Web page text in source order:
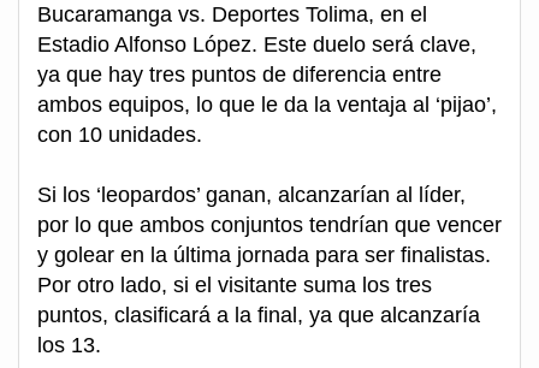
Bucaramanga vs. Deportes Tolima, en el
Estadio Alfonso López. Este duelo será clave,
ya que hay tres puntos de diferencia entre
ambos equipos, lo que le da la ventaja al ‘pijao’,
con 10 unidades.
Si los ‘leopardos’ ganan, alcanzarían al líder,
por lo que ambos conjuntos tendrían que vencer
y golear en la última jornada para ser finalistas.
Por otro lado, si el visitante suma los tres
puntos, clasificará a la final, ya que alcanzaría
los 13.